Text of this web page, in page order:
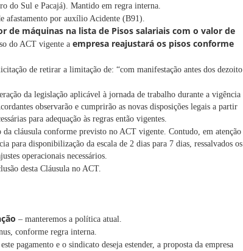
do Sul e Pacajá). Mantido em regra interna.
afastamento por auxílio Acidente (B91).
de máquinas na lista de Pisos salariais com o valor de
do ACT vigente a empresa reajustará os pisos conforme
de retirar a limitação de: “com manifestação antes dos dezoito
da legislação aplicável à jornada de trabalho durante a vigência
observarão e cumprirão as novas disposições legais a partir
para adequação às regras então vigentes.
da cláusula conforme previsto no ACT vigente. Contudo, em atenção
para disponibilização da escala de 2 dias para 7 dias, ressalvados os
operacionais necessários.
desta Cláusula no ACT.
– manteremos a política atual.
conforme regra interna.
pagamento e o sindicato deseja estender, a proposta da empresa